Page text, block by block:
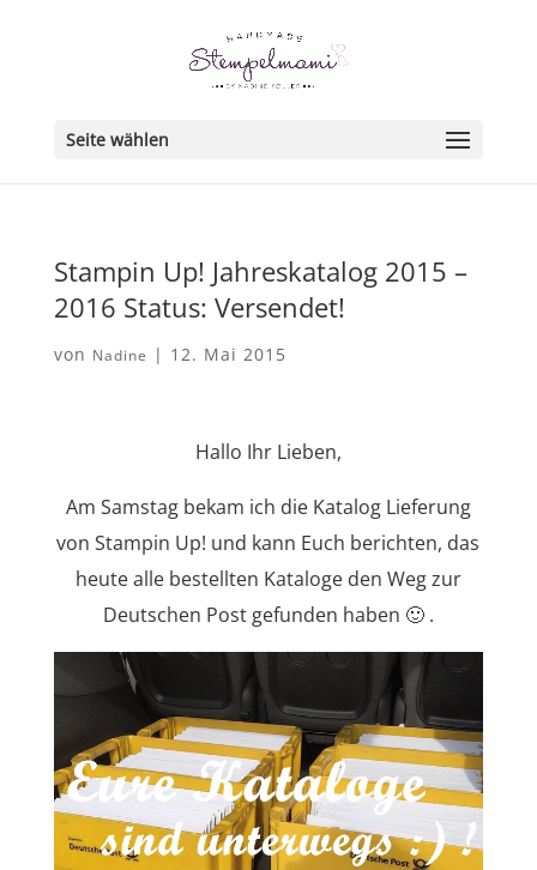
Seite wählen
Stampin Up! Jahreskatalog 2015 –
2016 Status: Versendet!
von Nadine | 12. Mai 2015
Hallo Ihr Lieben,
Am Samstag bekam ich die Katalog Lieferung
von Stampin Up! und kann Euch berichten, das
heute alle bestellten Kataloge den Weg zur
Deutschen Post gefunden haben 🙂 .